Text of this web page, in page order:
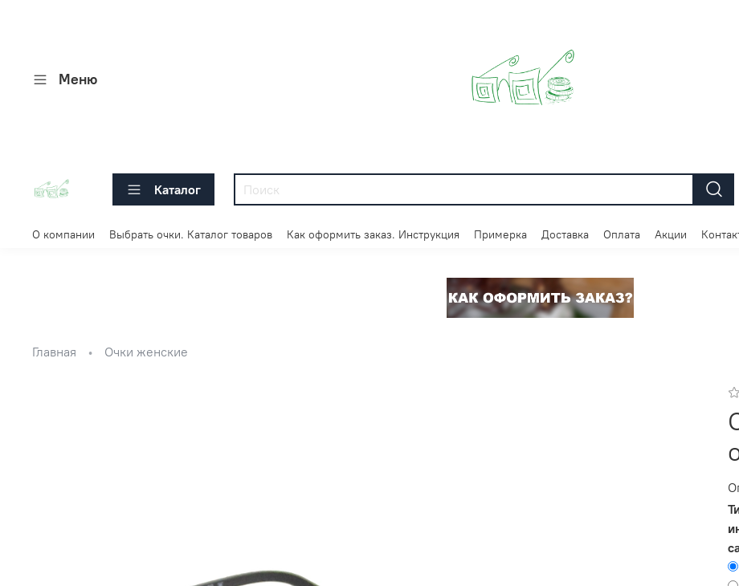
Меню
Каталог
О компании Выбрать очки. Каталог товаров Как оформить заказ. Инструкция Примерка Доставка Оплата Акции
Главная Очки женские